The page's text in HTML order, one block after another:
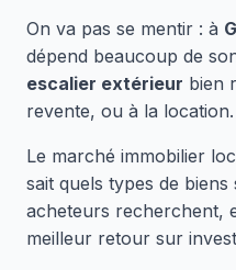
On va pas se mentir : à
dépend beaucoup de
escalier extérieur bien
revente, ou à la location.
Le marché immobilier
sait quels types de
acheteurs recherchent,
meilleur retour sur